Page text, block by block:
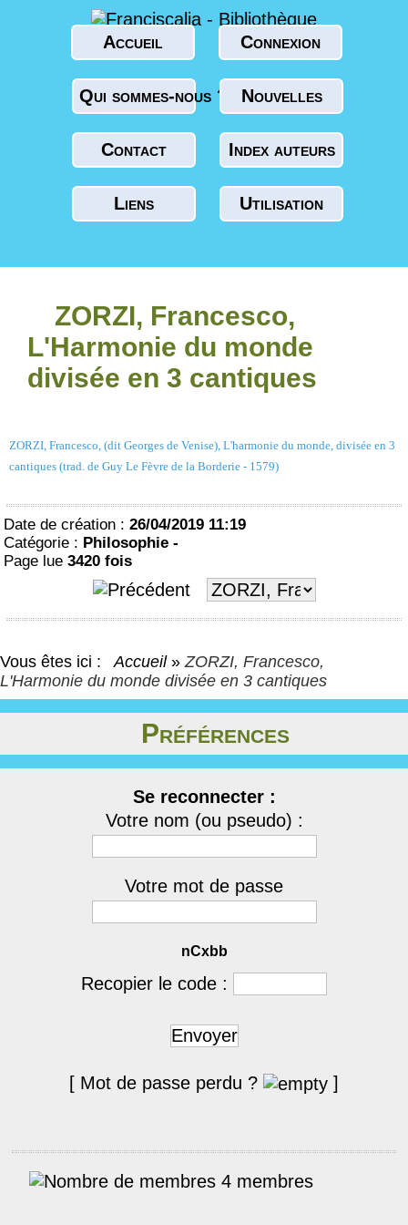
Accueil Connexion
Qui sommes-nous ? Nouvelles
Contact Index auteurs
Liens Utilisation
ZORZI, Francesco,
L'Harmonie du monde
divisée en 3 cantiques
ZORZI, Francesco, (dit Georges de Venise), L'harmonie du monde, divisée en 3
cantiques (trad. de Guy Le Fèvre de la Borderie - 1579)
Date de création : 26/04/2019 11:19
Catégorie : Philosophie -
Page lue 3420 fois
Vous êtes ici : Accueil »ZORZI, Francesco,
L'Harmonie du monde divisée en 3 cantiques
Préférences
Se reconnecter :
Votre nom (ou pseudo) :
Votre mot de passe
nCxbb
Recopier le code :
Envoyer
[ Mot de passe perdu ? ]
4 membres